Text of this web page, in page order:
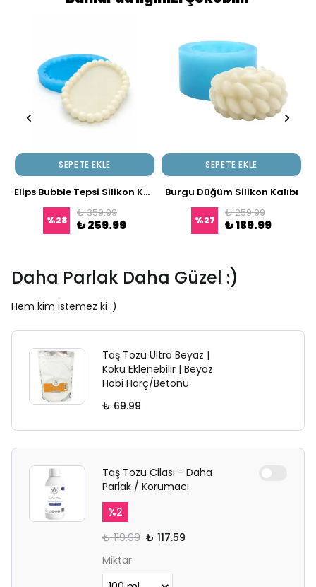
SEPETE EKLE
Elips Bubble Tepsi Silikon Kalıbı
%28
₺ 359.99
₺ 259.99
SEPETE EKLE
Burgu Düğüm Silikon Kalıbı
%27
₺ 259.99
₺ 189.99
Daha Parlak Daha Güzel :)
Hem kim istemez ki :)
Taş Tozu Ultra Beyaz |
Koku Eklenebilir | Beyaz
Hobi Harç/Betonu
₺ 69.99
Taş Tozu Cilası - Daha
Parlak / Korumacı
%2
₺ 119.99 ₺ 117.59
Miktar